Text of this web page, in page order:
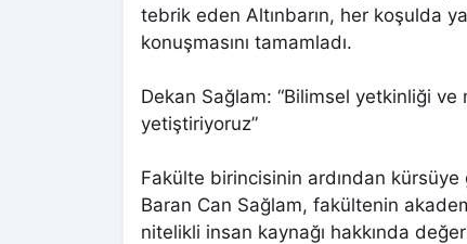
tebrik eden Altınbarın, her koşulda
konuşmasını tamamladı.
Dekan Sağlam: “Bilimsel yetkinliği ve
yetiştiriyoruz”
Fakülte birincisinin ardından
Baran Can Sağlam, fakültenin
nitelikli insan kaynağı hakkında